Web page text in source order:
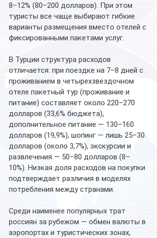
8–12% (80–200 долларов). При этом
туристы все чаще выбирают гибкие
варианты размещения вместо отелей с
фиксированными пакетами услуг.
В Турции структура расходов
отличается: при поездке на 7–8 дней с
проживанием в четырехзвездочном
отеле пакетный тур (проживание и
питание) составляет около 220–270
долларов (33,6% бюджета),
дополнительное питание — 130–160
долларов (19,9%), шопинг — лишь 25–30
долларов (около 3,7%), экскурсии и
развлечения — 50–80 долларов (8–
10%). Низкая доля расходов на покупки
подтверждает различия в моделях
потребления между странами.
Среди наименее популярных трат
россиян за рубежом — обмен валюты в
аэропортах и туристических зонах,